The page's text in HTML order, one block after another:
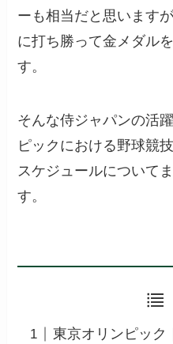
ーも相当だと思います
に打ち勝って金メダル
す。
そんな侍ジャパンの活
ピックにおける野球競
スケジュールについて
す。
東京オリンピック